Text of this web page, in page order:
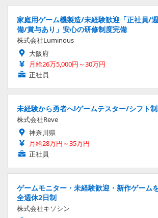
家庭用ゲーム機製造/未経験歓迎「正社員/
備/賞与あり」安心の研修制度完備
株式会社Luminous
大阪府
月給26万5,000円～30万円
正社員
未経験から勇者へ!ゲームテスター/シフト
株式会社Reve
神奈川県
月給28万円～35万円
正社員
ゲームモニター・未経験歓迎・新作ゲーム
全週休2日制
株式会社キソシン